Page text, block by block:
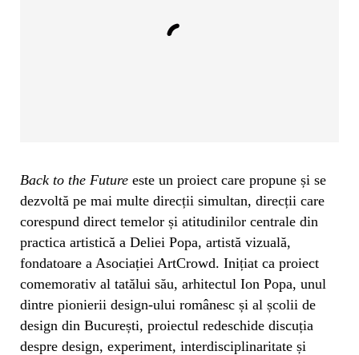
Back to the Future este un proiect care propune și se
dezvoltă pe mai multe direcții simultan, direcții care
corespund direct temelor și atitudinilor centrale din
practica artistică a Deliei Popa, artistă vizuală,
fondatoare a Asociației ArtCrowd. Inițiat ca proiect
comemorativ al tatălui său, arhitectul Ion Popa, unul
dintre pionierii design-ului românesc și al școlii de
design din București, proiectul redeschide discuția
despre design, experiment, interdisciplinaritate și